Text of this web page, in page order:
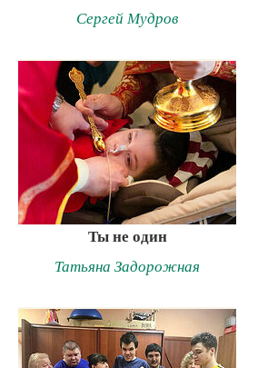
Сергей Мудров
Ты не один
Татьяна Задорожная